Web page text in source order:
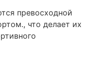
превосходной
что делает их